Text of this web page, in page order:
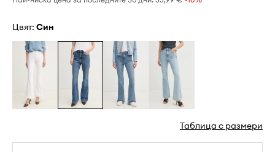
Цвят: син
Таблица с размери